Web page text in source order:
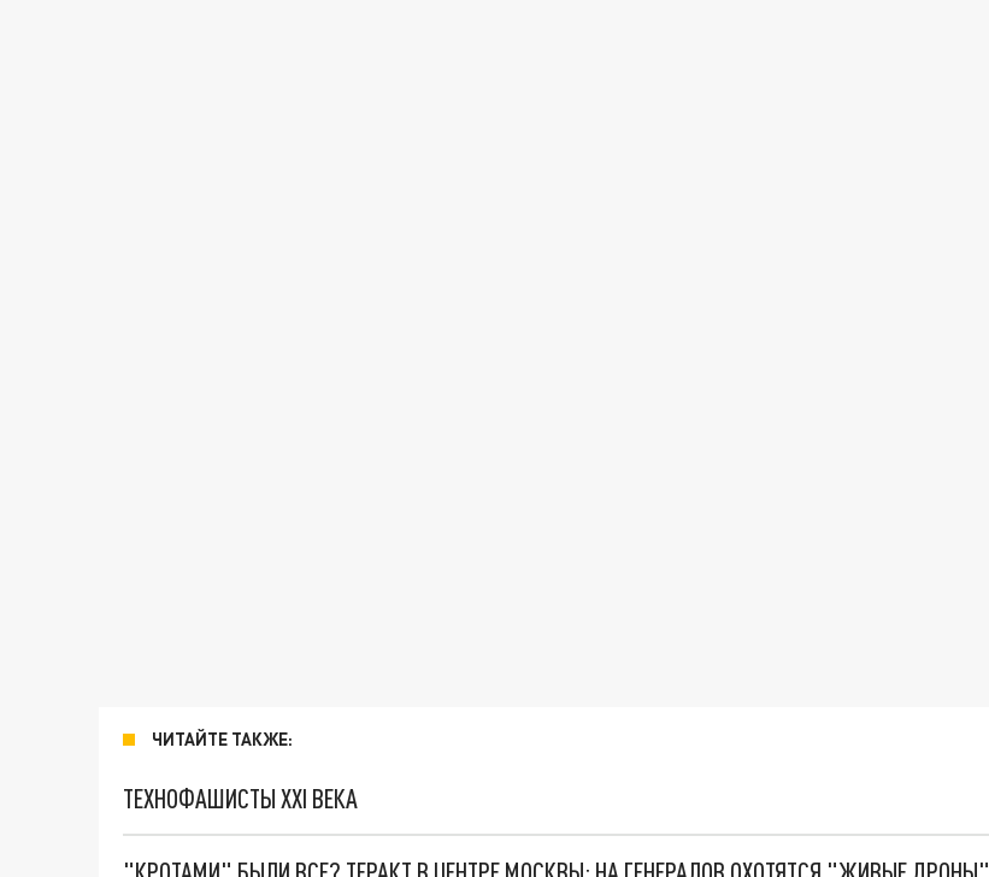
ЧИТАЙТЕ ТАКЖЕ:
ТЕХНОФАШИСТЫ XXI ВЕКА